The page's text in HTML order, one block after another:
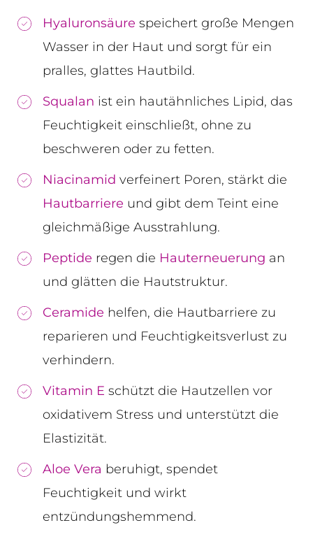
Hyaluronsäure speichert große Mengen
Wasser in der Haut und sorgt für ein
pralles, glattes Hautbild.
Squalan ist ein hautähnliches Lipid, das
Feuchtigkeit einschließt, ohne zu
beschweren oder zu fetten.
Niacinamid verfeinert Poren, stärkt die
Hautbarriere und gibt dem Teint eine
gleichmäßige Ausstrahlung.
Peptide regen die Hauterneuerung an
und glätten die Hautstruktur.
Ceramide helfen, die Hautbarriere zu
reparieren und Feuchtigkeitsverlust zu
verhindern.
Vitamin E schützt die Hautzellen vor
oxidativem Stress und unterstützt die
Elastizität.
Aloe Vera beruhigt, spendet
Feuchtigkeit und wirkt
entzündungshemmend.